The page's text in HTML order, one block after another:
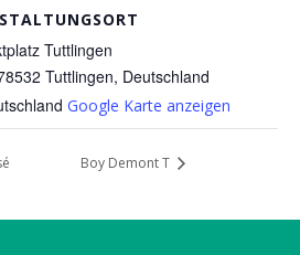
Tuttlingen
Tuttlingen, Deutschland
Google Karte anzeigen
Boy Demont T